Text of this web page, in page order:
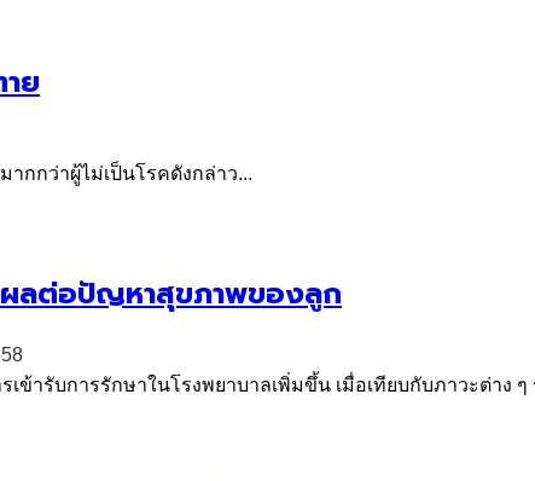
ย
ากกว่าผู้ไม่เป็นโรคดังกล่าว...
ผลต่อปัญหาสุขภาพของลูก
ข้ารับการรักษาในโรงพยาบาลเพิ่มขึ้น เมื่อเทียบกับภาวะต่าง